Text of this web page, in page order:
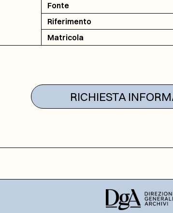
Fonte
Riferimento
Matricola
RICHIESTA